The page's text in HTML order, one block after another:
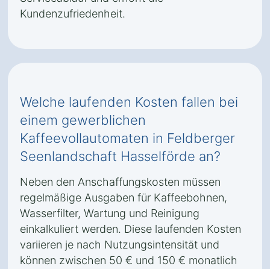
Kundenzufriedenheit.
Welche laufenden Kosten fallen bei
einem gewerblichen
Kaffeevollautomaten in Feldberger
Seenlandschaft Hasselförde an?
Neben den Anschaffungskosten müssen
regelmäßige Ausgaben für Kaffeebohnen,
Wasserfilter, Wartung und Reinigung
einkalkuliert werden. Diese laufenden Kosten
variieren je nach Nutzungsintensität und
können zwischen 50 € und 150 € monatlich